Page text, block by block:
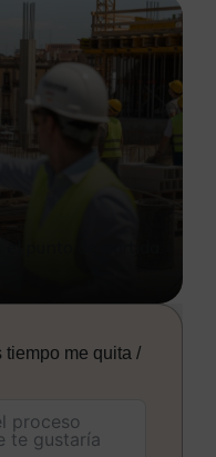
tiempo me quita /